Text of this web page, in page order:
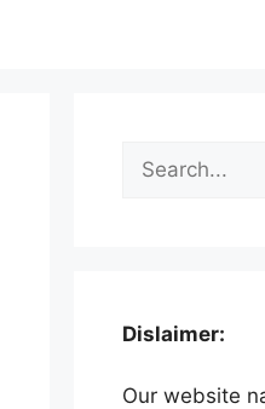
Search
Dislaimer:
Our website